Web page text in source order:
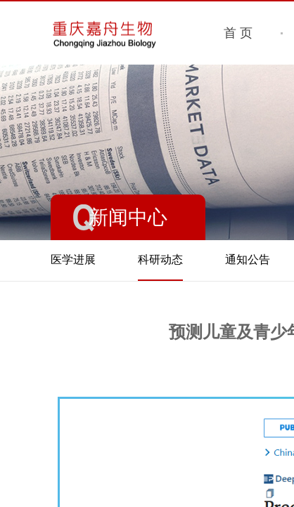
首 页
新闻中心
医学进展 科研动态 通知公告
预测儿童及青少